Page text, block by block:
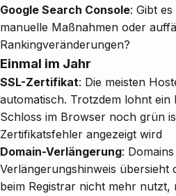
Google Search Console: Gibt
manuelle Maßnahmen oder
Rankingveränderungen?
Einmal im Jahr
SSL-Zertifikat: Die meisten
automatisch. Trotzdem lohnt
Schloss im Browser noch grün
Zertifikatsfehler angezeigt wird
Domain-Verlängerung:
Verlängerungshinweis übersieht
beim Registrar nicht mehr nutzt,